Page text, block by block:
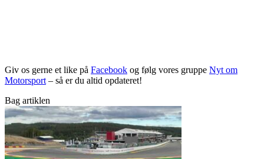
Giv os gerne et like på Facebook og følg vores gruppe Nyt om
Motorsport – så er du altid opdateret!
Bag artiklen